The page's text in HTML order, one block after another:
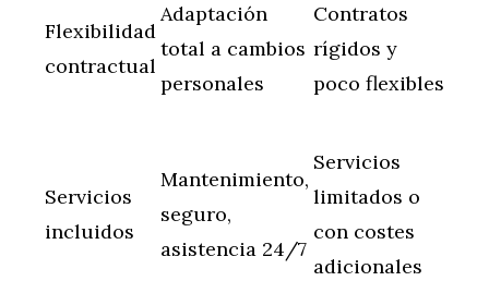
Flexibilidad
contractual
Adaptación
total a cambios
personales
Contratos
rígidos y
poco flexibles
Servicios
incluidos
Mantenimiento,
seguro,
asistencia 24/7
Servicios
limitados o
con costes
adicionales